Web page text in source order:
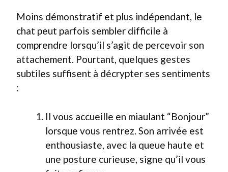
Moins démonstratif et plus indépendant, le
chat peut parfois sembler difficile à
comprendre lorsqu’il s’agit de percevoir son
attachement. Pourtant, quelques gestes
subtiles suffisent à décrypter ses sentiments
:
Il vous accueille en miaulant “Bonjour”
lorsque vous rentrez. Son arrivée est
enthousiaste, avec la queue haute et
une posture curieuse, signe qu’il vous